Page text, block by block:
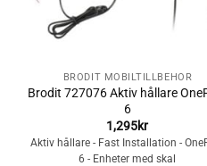
BRODIT MOBILTILLBEHÖR
Brodit 727076 Aktiv hållare
6
1,295kr
Aktiv hållare - Fast Installation -
6 - Enheter med skal